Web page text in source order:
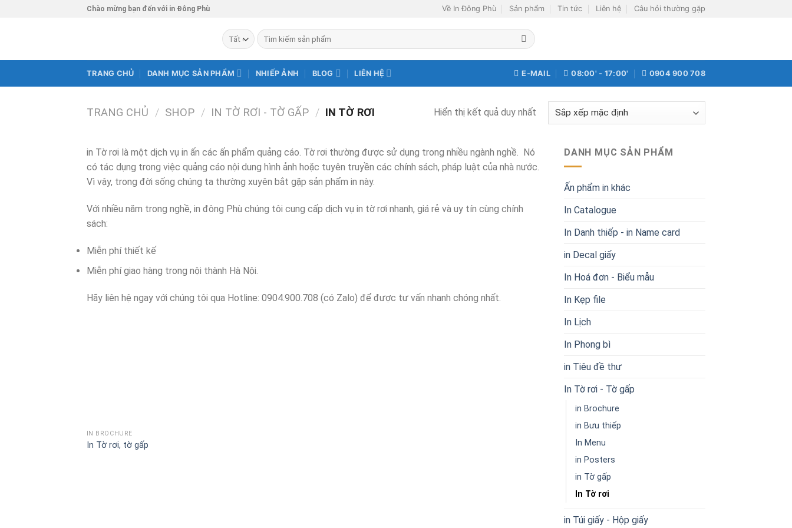
Chào mừng bạn đến với in Đông Phù Về In Đông Phù Sản phẩm Tin tức Liên hệ Câu hỏi thường gặp
Tìm
kiếm:
TRANG CHỦ DANH MỤC SẢN PHẨM NHIẾP ẢNH BLOG LIÊN HỆ E-MAIL 08:00' - 17:00' 0904 900 708
TRANG CHỦ / SHOP / IN TỜ RƠI - TỜ GẤP / IN TỜ RƠI Hiển thị kết quả duy nhất
in Tờ rơi là một dịch vụ in ấn các ấn phẩm quảng cáo. Tờ rơi thường được sử dụng trong nhiều ngành nghề. Nó
có tác dụng trong việc quảng cáo nội dung hình ảnh hoặc tuyên truyền các chính sách, pháp luật của nhà nước.
Vì vậy, trong đời sống chúng ta thường xuyên bắt gặp sản phẩm in này.
Với nhiều năm trong nghề, in đông Phù chúng tôi cung cấp dịch vụ in tờ rơi nhanh, giá rẻ và uy tín cùng chính
sách:
Miễn phí thiết kế
Miễn phí giao hàng trong nội thành Hà Nội.
Hãy liên hệ ngay với chúng tôi qua Hotline: 0904.900.708 (có Zalo) để được tư vấn nhanh chóng nhất.
IN BROCHURE
In Tờ rơi, tờ gấp
DANH MỤC SẢN PHẨM
Ấn phẩm in khác
In Catalogue
In Danh thiếp - in Name card
in Decal giấy
In Hoá đơn - Biểu mẫu
In Kẹp file
In Lịch
In Phong bì
in Tiêu đề thư
In Tờ rơi - Tờ gấp
in Brochure
in Bưu thiếp
In Menu
in Posters
in Tờ gấp
In Tờ rơi
in Túi giấy - Hộp giấy